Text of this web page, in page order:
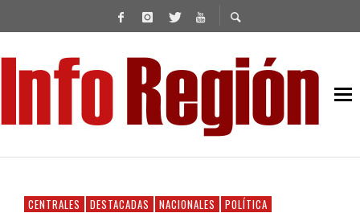
CENTRALES DESTACADAS NACIONALES POLÍTICA